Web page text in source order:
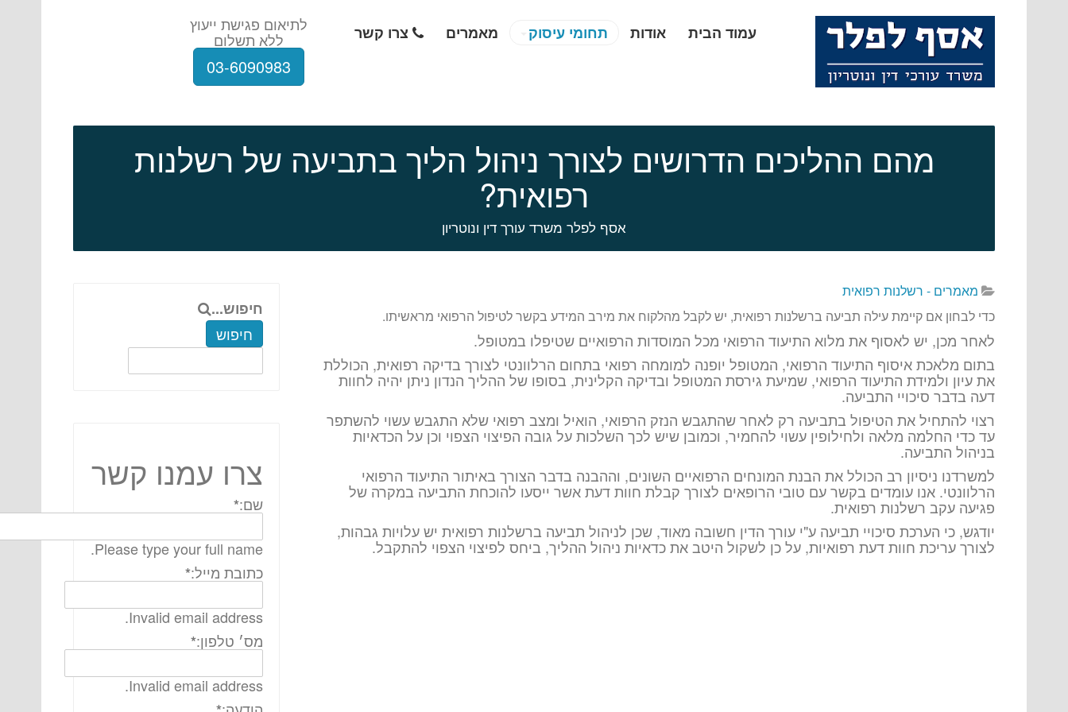
עמוד הבית אודות תחומי עיסוק מאמרים צרו קשר לתיאום פגישת ייעוץ
ללא תשלום
03-6090983
מהם ההליכים הדרושים לצורך ניהול הליך בתביעה של רשלנות
רפואית?
אסף לפלר משרד עורך דין ונוטריון
מאמרים - רשלנות רפואית
כדי לבחון אם קיימת עילה תביעה ברשלנות רפואית, יש לקבל מהלקוח את מירב המידע בקשר לטיפול הרפואי מראשיתו.
לאחר מכן, יש לאסוף את מלוא התיעוד הרפואי מכל המוסדות הרפואיים שטיפלו במטופל.
בתום מלאכת איסוף התיעוד הרפואי, המטופל יופנה למומחה רפואי בתחום הרלוונטי לצורך בדיקה רפואית, הכוללת
את עיון ולמידת התיעוד הרפואי, שמיעת גירסת המטופל ובדיקה הקלינית, בסופו של ההליך הנדון ניתן יהיה לחוות
דעה בדבר סיכויי התביעה.
רצוי להתחיל את הטיפול בתביעה רק לאחר שהתגבש הנזק הרפואי, הואיל ומצב רפואי שלא התגבש עשוי להשתפר
עד כדי החלמה מלאה ולחילופין עשוי להחמיר, וכמובן שיש לכך השלכות על גובה הפיצוי הצפוי וכן על הכדאיות
בניהול התביעה.
למשרדנו ניסיון רב הכולל את הבנת המונחים הרפואיים השונים, וההבנה בדבר הצורך באיתור התיעוד הרפואי
הרלוונטי. אנו עומדים בקשר עם טובי הרופאים לצורך קבלת חוות דעת אשר ייסעו להוכחת התביעה במקרה של
פגיעה עקב רשלנות רפואית.
יודגש, כי הערכת סיכויי תביעה ע"י עורך הדין חשובה מאוד, שכן לניהול תביעה ברשלנות רפואית יש עלויות גבהות,
לצורך עריכת חוות דעת רפואיות, על כן לשקול היטב את כדאיות ניהול ההליך, ביחס לפיצוי הצפוי להתקבל.
חיפוש...
חיפוש
צרו עמנו קשר
שם:*
Please type your full name.
כתובת מייל:*
Invalid email address.
מס׳ טלפון:*
Invalid email address.